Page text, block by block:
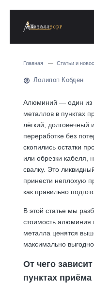
Главная Статьи и
Лолипоп Кобден
Алюминий — один из
металлов в пунктах
лёгкий, долговечный
переработке без
скопились остатки
или обрезки кабеля,
свалку. Это
принести неплохую
как правильно
В этой статье мы
стоимость алюминия
металла ценятся
максимально выгодно.
От чего
пунктах приёма